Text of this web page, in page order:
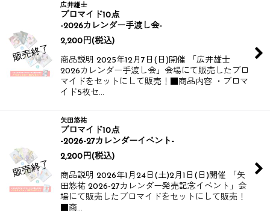
広井雄士
ブロマイド10点
-2026カレンダー手渡し会-
2,200 円(税込)
商品説明 2025年12月7日(日)開催 「広井雄士
2026カレンダー手渡し会」会場にて販売したブロ
マイドをセットにして販売！​​​​ ■商品内容 ・ブロマ
イド5枚セ…
矢田悠祐
ブロマイド10点
-2026-27カレンダーイベント-
2,200 円(税込)
商品説明 2026年1月24日(土)2月1日(日)開催 「矢
田悠祐 2026-27カレンダー発売記念イベント」会
場にて販売したブロマイドをセットにして販売！​​​​
■商…